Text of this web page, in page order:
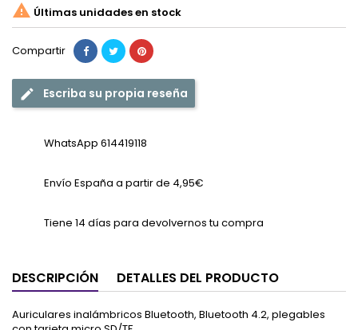
 Últimas unidades en stock
Compartir
Escriba su propia reseña
WhatsApp 614419118
Envío España a partir de 4,95€
Tiene 14 días para devolvernos tu compra
DESCRIPCIÓN DETALLES DEL PRODUCTO
Auriculares inalámbricos Bluetooth, Bluetooth 4.2, plegables